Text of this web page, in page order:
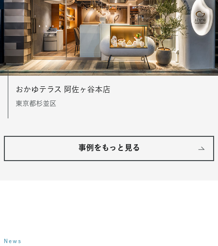
おかゆテラス 阿佐ヶ谷本店
東京都杉並区
事例をもっと見る
News